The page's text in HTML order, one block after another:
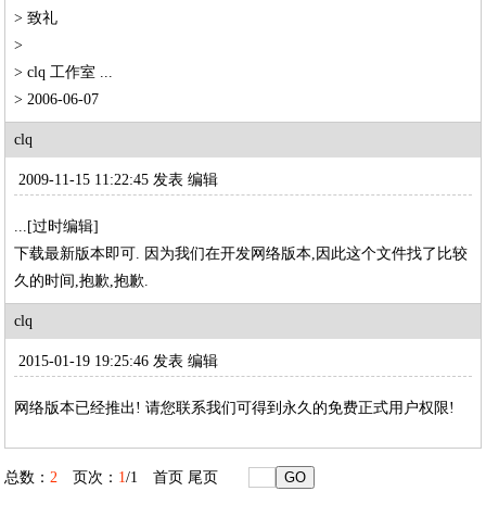
> 致礼
>
> clq 工作室 ...
> 2006-06-07
clq
2009-11-15 11:22:45 发表编辑
...[过时编辑]
下载最新版本即可. 因为我们在开发网络版本,因此这个文件找了比较
久的时间,抱歉,抱歉.
clq
2015-01-19 19:25:46 发表编辑
网络版本已经推出! 请您联系我们可得到永久的免费正式用户权限!
总数：2 页次： 1/1首页 尾页